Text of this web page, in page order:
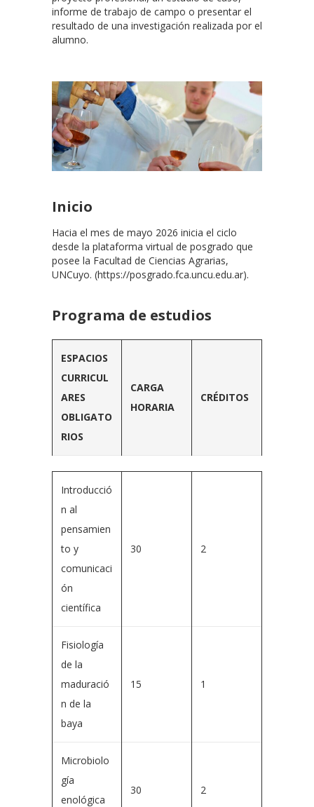
informe de trabajo de campo o presentar el
resultado de una investigación realizada por el
alumno.
Inicio
Hacia el mes de mayo 2026 inicia el ciclo
desde la plataforma virtual de posgrado que
posee la Facultad de Ciencias Agrarias,
UNCuyo. (https://posgrado.fca.uncu.edu.ar).
Programa de estudios
ESPACIOS
CURRICUL
ARES
OBLIGATO
RIOS
CARGA
HORARIA
CRÉDITOS
Introducció
n al
pensamien
to y
comunicaci
ón
científica
30 2
Fisiología
de la
maduració
n de la
baya
15 1
Microbiolo
gía
enológica
30 2